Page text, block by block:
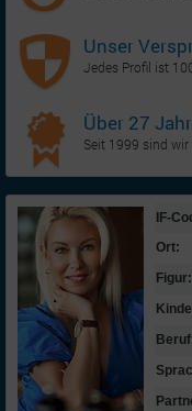
Unser
Jedes Profil ist
Über 27
Seit 1999 sind wir
IF-
Ort:
Figur: